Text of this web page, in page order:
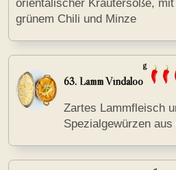
orientalischer Kräutersoße,
grünem Chili und Minze
63. Lamm Vindaloo
g
Zartes Lammfleisch
Spezialgewürzen